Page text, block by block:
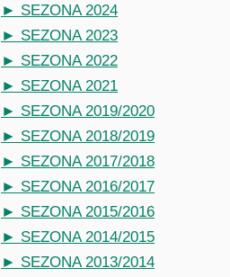
► SEZONA 2024
► SEZONA 2023
► SEZONA 2022
► SEZONA 2021
► SEZONA 2019/2020
► SEZONA 2018/2019
► SEZONA 2017/2018
► SEZONA 2016/2017
► SEZONA 2015/2016
► SEZONA 2014/2015
► SEZONA 2013/2014